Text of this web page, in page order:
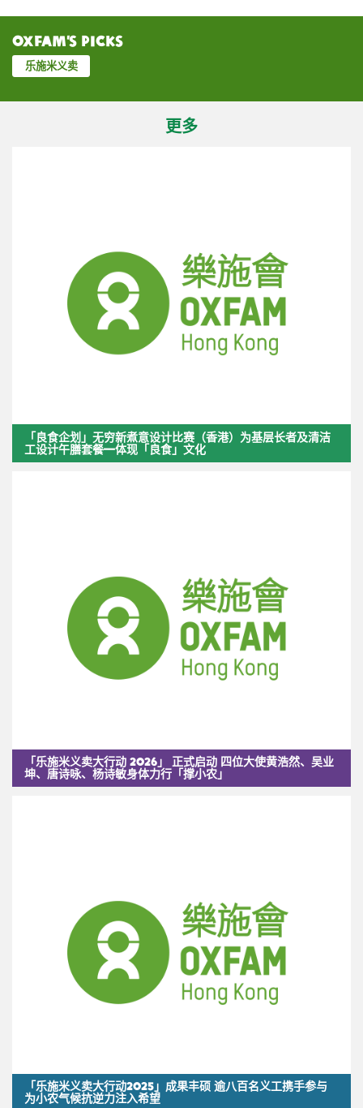
Oxfam’s Picks
乐施米义卖
更多
「良食企划」无穷新煮意设计比赛（香港）为基层长者及清洁
工设计午膳套餐—体现「良食」文化
「乐施米义卖大行动 2026」 正式启动 四位大使黄浩然、吴业
坤、唐诗咏、杨诗敏身体力行「撑小农」
「乐施米义卖大行动2025」成果丰硕 逾八百名义工携手参与
为小农气候抗逆力注入希望